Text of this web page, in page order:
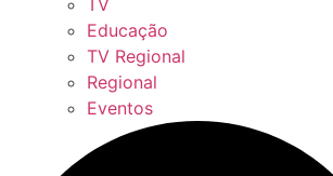
TV
Educação
TV Regional
Regional
Eventos